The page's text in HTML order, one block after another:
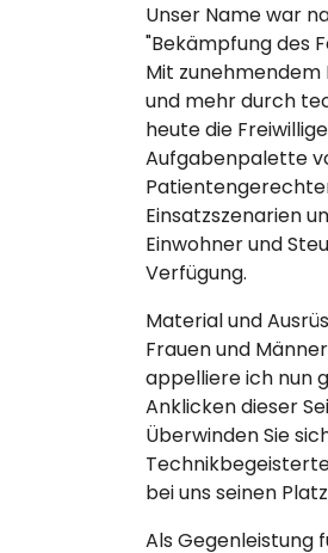
Unser Name war
"Bekämpfung des
Mit zunehmendem
und mehr durch
heute die
Aufgabenpalette
Einsatzszenarien
Einwohner und
Verfügung.
Material und
Frauen und
appelliere ich nun
Anklicken dieser
Überwinden Sie
bei uns seinen
Als Gegenleistung